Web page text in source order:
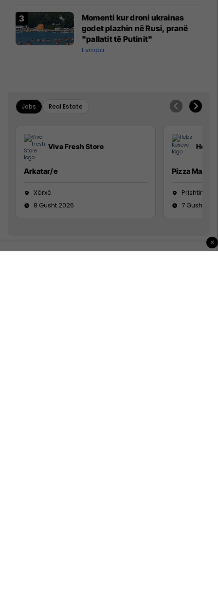
Momenti kur droni ukrainas
godet plazhin në Rusi, pranë
"pallatit të Putinit"
Evropa
Jobs Real Estate
Viva Fresh Store
Arkatar/e
Xërxë
8 Gusht 2026
Hebs
Pizza Man
Prishtinë
7 Gusht
×